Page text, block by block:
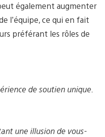
également augmenter
l’équipe, ce qui en fait
préférant les rôles de
de soutien unique.
une illusion de vous-